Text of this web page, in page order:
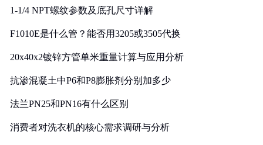
1-1/4 NPT螺纹参数及底孔尺寸详解
F1010E是什么管？能否用3205或3505代换
20x40x2镀锌方管单米重量计算与应用分析
抗渗混凝土中P6和P8膨胀剂分别加多少
法兰PN25和PN16有什么区别
消费者对洗衣机的核心需求调研与分析